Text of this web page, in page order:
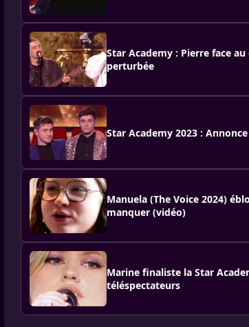
Star Academy : Pierre face
perturbée
Star Academy 2023 :
Manuela (The Voice 2024)
manquer (vidéo)
Marine finaliste la Star
téléspectateurs